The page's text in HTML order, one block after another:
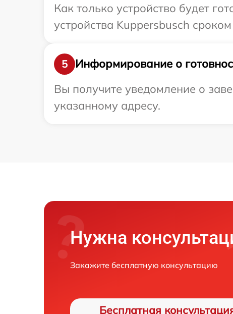
Как только устройство будет
устройства Kuppersbusch
5
Информирование о
Вы получите уведомление о
указанному адресу.
Нужна
Закажите бесплатную консультацию
Бесплатная